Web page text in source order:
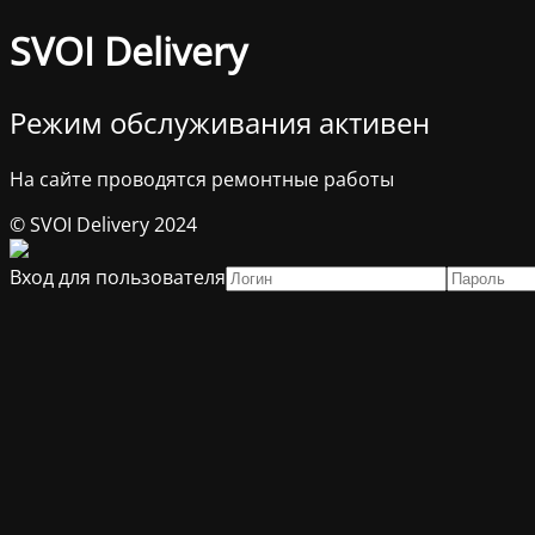
SVOI Delivery
Режим обслуживания активен
На сайте проводятся ремонтные работы
© SVOI Delivery 2024
Вход для пользователя